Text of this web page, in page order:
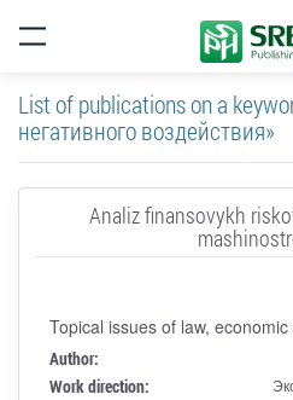
List of publications on a
негативного воздействия»
Analiz finansovykh
Topical issues of law,
Author:
Work direction: